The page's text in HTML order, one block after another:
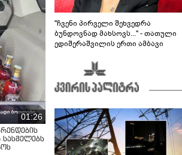
01:26
"ჩვენი პირველი შეხვედრა
ბუნდოვნად მახსოვს..." - თათული
ედიშერაშვილის ერთი ამბავი